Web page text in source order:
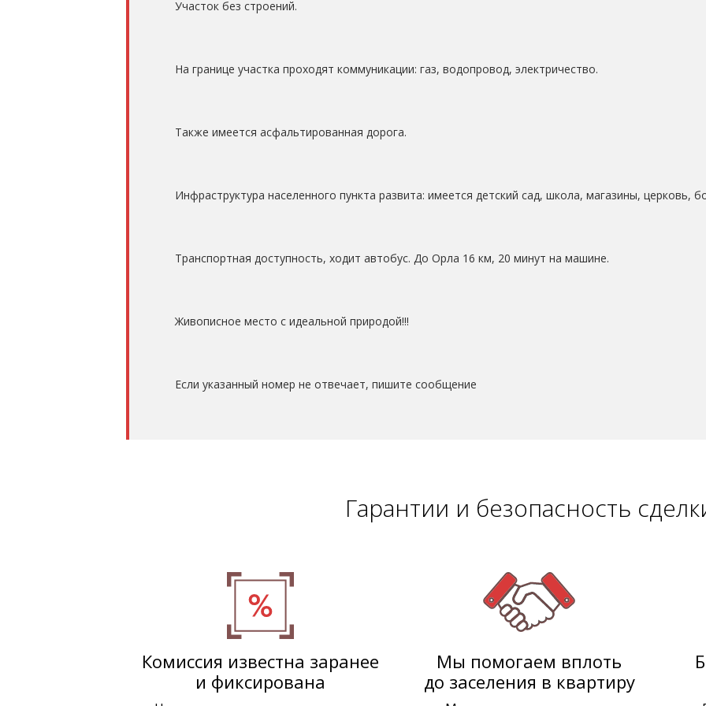
Участок без строений.
На границе участка проходят коммуникации: газ, водопровод, электричество.
Также имеется асфальтированная дорога.
Инфраструктура населенного пункта развита: имеется детский сад, школа, магазины, церковь,
Транспортная доступность, ходит автобус. До Орла 16 км, 20 минут на машине.
Живописное место с идеальной природой!!!
Если указанный номер не отвечает, пишите сообщение
Гарантии и безопасность
Комиссия известна заранее
и фиксирована
Мы помогаем вплоть
до заселения в квартиру